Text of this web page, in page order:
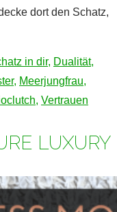
dort den Schatz,
in dir, Dualität,
, Meerjungfrau,
, Vertrauen
LUXURY